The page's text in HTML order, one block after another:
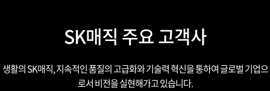
SK매직 주요 고객사
생활의 SK매직, 지속적인 품질의 고급화와 기술력 혁신을 통하여 글로벌 기업으
로서 비전을 실현해가고 있습니다.